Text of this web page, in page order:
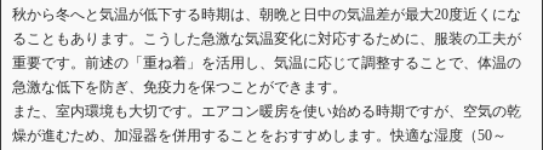
秋から冬へと気温が低下する時期は、朝晩と日中の気温差が最大20度近くにな
ることもあります。こうした急激な気温変化に対応するために、服装の工夫が
重要です。前述の「重ね着」を活用し、気温に応じて調整することで、体温の
急激な低下を防ぎ、免疫力を保つことができます。
また、室内環境も大切です。エアコン暖房を使い始める時期ですが、空気の乾
燥が進むため、加湿器を併用することをおすすめします。快適な湿度（50～